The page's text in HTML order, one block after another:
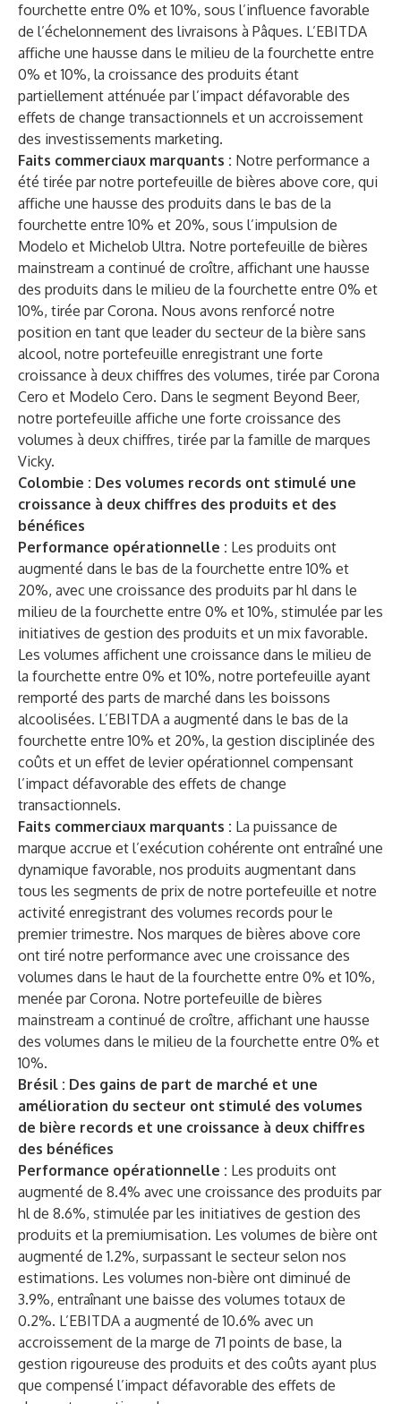
fourchette entre 0% et 10%, sous l’influence favorable
de l’échelonnement des livraisons à Pâques. L’EBITDA
affiche une hausse dans le milieu de la fourchette entre
0% et 10%, la croissance des produits étant
partiellement atténuée par l’impact défavorable des
effets de change transactionnels et un accroissement
des investissements marketing.
Faits commerciaux marquants : Notre performance a
été tirée par notre portefeuille de bières above core, qui
affiche une hausse des produits dans le bas de la
fourchette entre 10% et 20%, sous l’impulsion de
Modelo et Michelob Ultra. Notre portefeuille de bières
mainstream a continué de croître, affichant une hausse
des produits dans le milieu de la fourchette entre 0% et
10%, tirée par Corona. Nous avons renforcé notre
position en tant que leader du secteur de la bière sans
alcool, notre portefeuille enregistrant une forte
croissance à deux chiffres des volumes, tirée par Corona
Cero et Modelo Cero. Dans le segment Beyond Beer,
notre portefeuille affiche une forte croissance des
volumes à deux chiffres, tirée par la famille de marques
Vicky.
Colombie : Des volumes records ont stimulé une
croissance à deux chiffres des produits et des
bénéfices
Performance opérationnelle : Les produits ont
augmenté dans le bas de la fourchette entre 10% et
20%, avec une croissance des produits par hl dans le
milieu de la fourchette entre 0% et 10%, stimulée par les
initiatives de gestion des produits et un mix favorable.
Les volumes affichent une croissance dans le milieu de
la fourchette entre 0% et 10%, notre portefeuille ayant
remporté des parts de marché dans les boissons
alcoolisées. L’EBITDA a augmenté dans le bas de la
fourchette entre 10% et 20%, la gestion disciplinée des
coûts et un effet de levier opérationnel compensant
l’impact défavorable des effets de change
transactionnels.
Faits commerciaux marquants : La puissance de
marque accrue et l’exécution cohérente ont entraîné une
dynamique favorable, nos produits augmentant dans
tous les segments de prix de notre portefeuille et notre
activité enregistrant des volumes records pour le
premier trimestre. Nos marques de bières above core
ont tiré notre performance avec une croissance des
volumes dans le haut de la fourchette entre 0% et 10%,
menée par Corona. Notre portefeuille de bières
mainstream a continué de croître, affichant une hausse
des volumes dans le milieu de la fourchette entre 0% et
10%.
Brésil : Des gains de part de marché et une
amélioration du secteur ont stimulé des volumes
de bière records et une croissance à deux chiffres
des bénéfices
Performance opérationnelle : Les produits ont
augmenté de 8.4% avec une croissance des produits par
hl de 8.6%, stimulée par les initiatives de gestion des
produits et la premiumisation. Les volumes de bière ont
augmenté de 1.2%, surpassant le secteur selon nos
estimations. Les volumes non-bière ont diminué de
3.9%, entraînant une baisse des volumes totaux de
0.2%. L’EBITDA a augmenté de 10.6% avec un
accroissement de la marge de 71 points de base, la
gestion rigoureuse des produits et des coûts ayant plus
que compensé l’impact défavorable des effets de